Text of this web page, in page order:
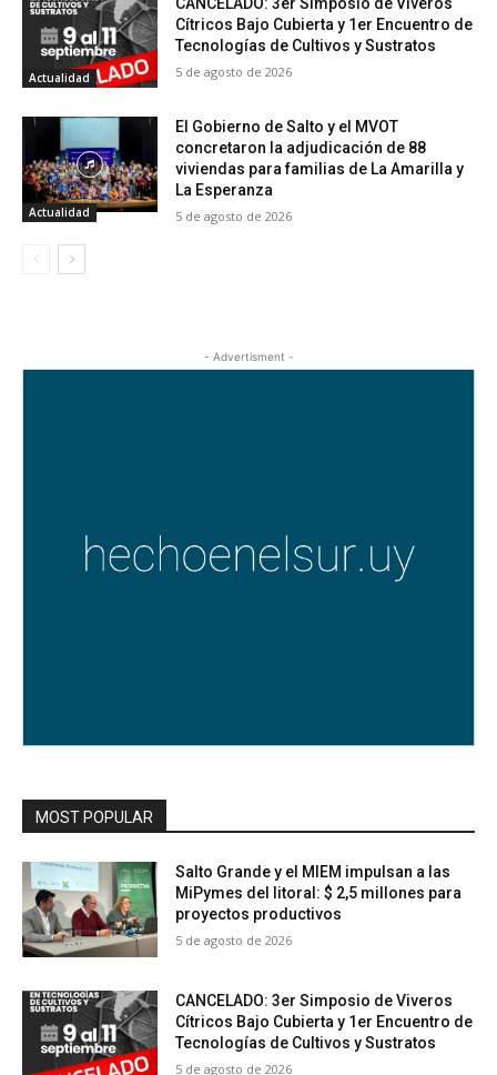
Actualidad
Cítricos Bajo Cubierta y 1er Encuentro de
Tecnologías de Cultivos y Sustratos
5 de agosto de 2026
Actualidad
El Gobierno de Salto y el MVOT
concretaron la adjudicación de 88
viviendas para familias de La Amarilla y
La Esperanza
5 de agosto de 2026
- Advertisment -
MOST POPULAR
Salto Grande y el MIEM impulsan a las
MiPymes del litoral: $ 2,5 millones para
proyectos productivos
5 de agosto de 2026
CANCELADO: 3er Simposio de Viveros
Cítricos Bajo Cubierta y 1er Encuentro de
Tecnologías de Cultivos y Sustratos
5 de agosto de 2026